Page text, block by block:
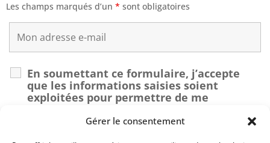
Gérer le consentement
Les champs marqués d’un * sont obligatoires
En soumettant ce formulaire, j’accepte
que les informations saisies soient
exploitées pour permettre de me